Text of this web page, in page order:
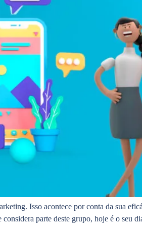
Isso acontece por conta da sua
parte deste grupo, hoje é o